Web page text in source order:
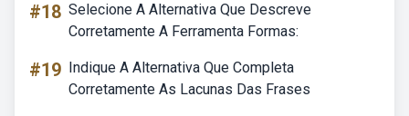
#18 Selecione A Alternativa Que Descreve
Corretamente A Ferramenta Formas:
#19 Indique A Alternativa Que Completa
Corretamente As Lacunas Das Frases